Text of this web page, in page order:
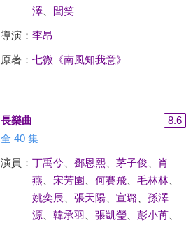
澤、 閆笑
導演： 李昂
原著： 七微《南風知我意》
長樂曲
8.6
全 40 集
演員： 丁禹兮 鄧恩熙、 茅子俊
肖
燕
宋芳園 何賽飛、 毛林林、
姚奕辰
張天陽、 宣璐、 孫澤
源、 韓承羽 張凱瑩、 彭小苒、